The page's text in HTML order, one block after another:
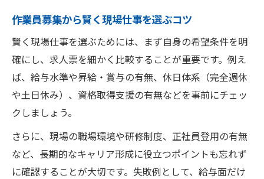
市原市の現場仕事が支持される理由を解説
作業員募集内容に見る職場環境の違い
現場作業員として安定収入を目指す方法
安定収入を実現する現場仕事のコツ
作業員募集で安定を重視するポイント
現場仕事選びで失敗しない作業員募集活用
収入が安定する現場作業員の働き方改革
作業員募集時の福利厚生チェックリスト
作業員募集から賢く現場仕事を選ぶコツ
賢く現場仕事を選ぶためには、まず自身の希望条件を明
確にし、求人票を細かく比較することが重要です。例え
ば、給与水準や昇給・賞与の有無、休日体系（完全週休
や土日休み）、資格取得支援の有無などを事前にチェッ
クしましょう。
さらに、現場の職場環境や研修制度、正社員登用の有無
など、長期的なキャリア形成に役立つポイントも忘れず
に確認することが大切です。失敗例として、給与面だけ